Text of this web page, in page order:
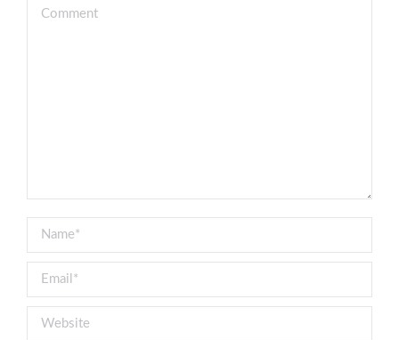
Comment
Name *
Email *
Website